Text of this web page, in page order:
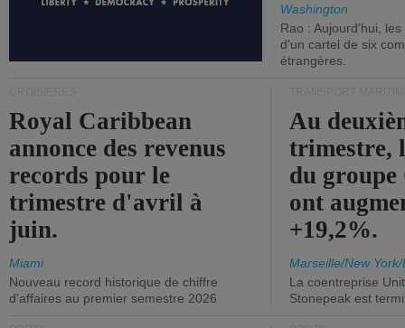
Washington
Rao : Aujourd'hui,
d'un cartel de six
étrangères.
Royal Caribbean
annonce des revenus
records pour le
trimestre d'avril à
juin.
Miami
Nouveau record historique de chiffre
d'affaires au premier semestre 2026
Au
trimestre,
du
ont
+19,2%.
Marseille/New
La coentreprise
Stonepeak est